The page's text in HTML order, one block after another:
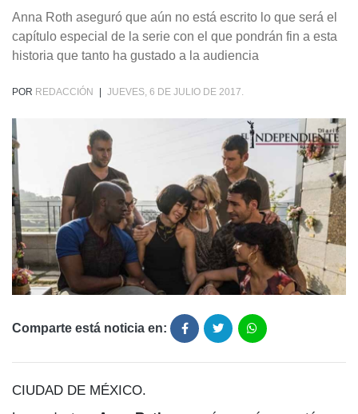
Anna Roth aseguró que aún no está escrito lo que será el
capítulo especial de la serie con el que pondrán fin a esta
historia que tanto ha gustado a la audiencia
POR REDACCIÓN JUEVES, 6 DE JULIO DE 2017.
Comparte está noticia en:
CIUDAD DE MÉXICO.